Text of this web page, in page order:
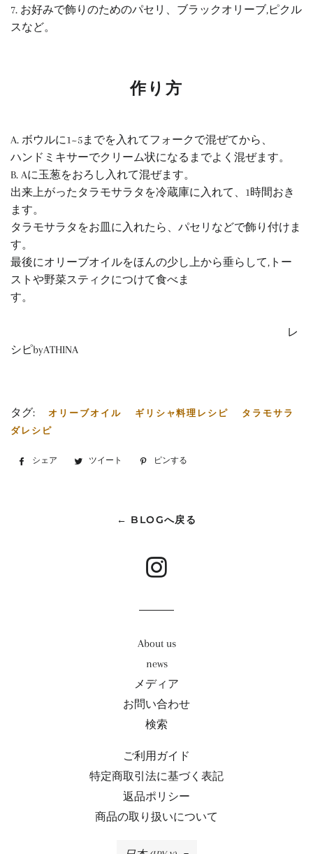
7. お好みで飾りのためのパセリ、ブラックオリーブ,ピクル
スなど。
作り方
A. ボウルに1~5までを入れてフォークで混ぜてから、
ハンドミキサーでクリーム状になるまでよく混ぜます。
B. Aに玉葱をおろし入れて混ぜます。
出来上がったタラモサラタを冷蔵庫に入れて、1時間おき
ます。
タラモサラタをお皿に入れたら、パセリなどで飾り付けま
す。
最後にオリーブオイルをほんの少し上から垂らして,トー
ストや野菜スティクにつけて食べま
す。
レ
シピbyATHINA
タグ: オリーブオイル ギリシャ料理レシピ
タラモサラ
ダレシピ
シェア
Facebookツイート
Twitter
す
ピンする
す
← BLOGへ戻る
About us
news
メディア
お問い合わせ
検索
ご利用ガイド
特定商取引法に基づく表記
返品ポリシー
商品の取り扱いについて